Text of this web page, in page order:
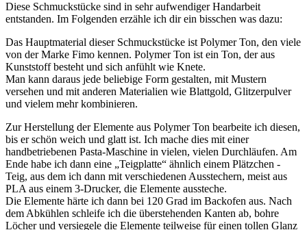
Diese Schmuckstücke sind in sehr aufwendiger Handarbeit
entstanden. Im Folgenden erzähle ich dir ein bisschen was dazu:
Das Hauptmaterial dieser Schmuckstücke ist Polymer Ton, den viele
von der Marke Fimo kennen. Polymer Ton ist ein Ton, der aus
Kunststoff besteht und sich anfühlt wie Knete.
Man kann daraus jede beliebige Form gestalten, mit Mustern
versehen und mit anderen Materialien wie Blattgold, Glitzerpulver
und vielem mehr kombinieren.
Zur Herstellung der Elemente aus Polymer Ton bearbeite ich diesen,
bis er schön weich und glatt ist. Ich mache dies mit einer
handbetriebenen Pasta-Maschine in vielen, vielen Durchläufen. Am
Ende habe ich dann eine „Teigplatte“ ähnlich einem Plätzchen -
Teig, aus dem ich dann mit verschiedenen Ausstechern, meist aus
PLA aus einem 3-Drucker, die Elemente aussteche.
Die Elemente härte ich dann bei 120 Grad im Backofen aus. Nach
dem Abkühlen schleife ich die überstehenden Kanten ab, bohre
Löcher und versiegele die Elemente teilweise für einen tollen Glanz